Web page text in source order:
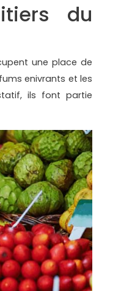
du
une place de
enivrants et les
ils font partie